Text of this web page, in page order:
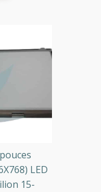
LED
15-